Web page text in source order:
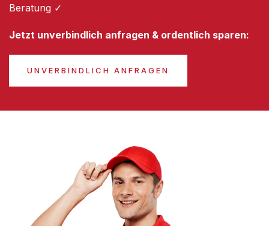
Beratung ✓
Jetzt unverbindlich anfragen & ordentlich sparen:
UNVERBINDLICH ANFRAGEN